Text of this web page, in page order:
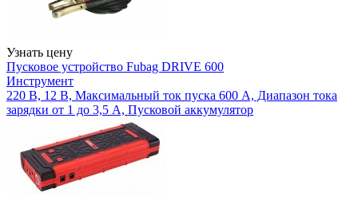
Узнать цену
Пусковое устройство Fubag DRIVE 600
Инструмент
220 В, 12 В, Максимальный ток пуска 600 А, Диапазон тока
зарядки от 1 до 3,5 А, Пусковой аккумулятор